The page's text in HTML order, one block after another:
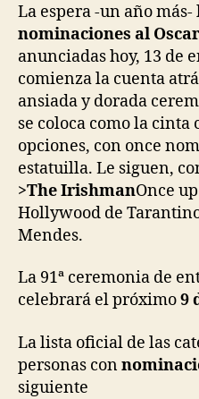
La espera -un año
nominaciones al
anunciadas hoy, 13 de
comienza la cuenta
ansiada y dorada
se coloca como la
opciones, con once
estatuilla. Le siguen,
>The IrishmanOnce
Hollywood de
Mendes.
La 91ª ceremonia de
celebrará el próximo9
La lista oficial de las
personas con
siguiente